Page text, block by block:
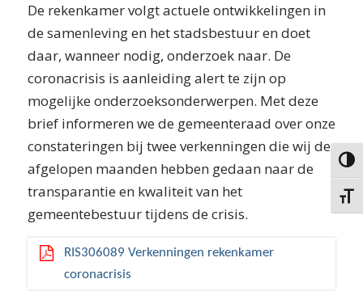
Kies
De rekenkamer volgt actuele ontwikkelingen in
de samenleving en het stadsbestuur en doet
daar, wanneer nodig, onderzoek naar. De
coronacrisis is aanleiding alert te zijn op
mogelijke onderzoeksonderwerpen. Met deze
brief informeren we de gemeenteraad over onze
constateringen bij twee verkenningen die wij de
afgelopen maanden hebben gedaan naar de
transparantie en kwaliteit van het
gemeentebestuur tijdens de crisis.
RIS306089 Verkenningen rekenkamer
coronacrisis